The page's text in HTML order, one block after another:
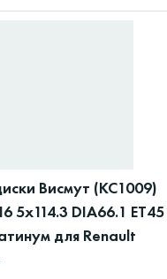
Висмут (КС1009)
5x114.3 DIA66.1 ET45
для Renault